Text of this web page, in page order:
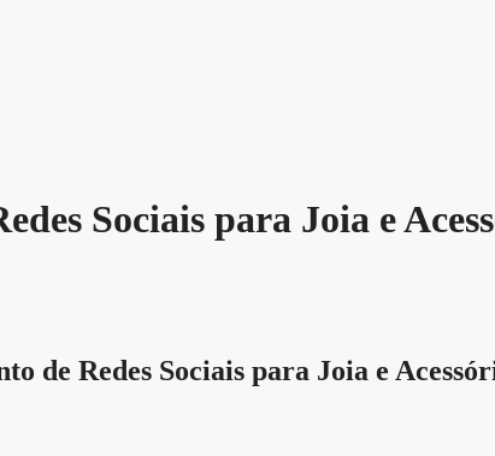
Sociais para Joia e
de Redes Sociais para Joia e